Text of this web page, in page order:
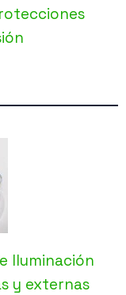
Iluminación
y externas